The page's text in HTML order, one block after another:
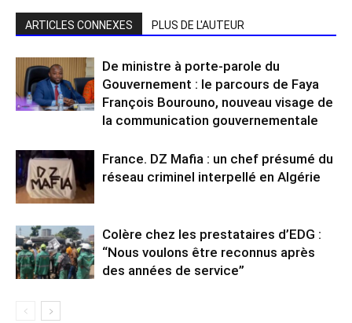
ARTICLES CONNEXES PLUS DE L'AUTEUR
De ministre à porte-parole du
Gouvernement : le parcours de Faya
François Bourouno, nouveau visage de
la communication gouvernementale
France. DZ Mafia : un chef présumé du
réseau criminel interpellé en Algérie
Colère chez les prestataires d’EDG :
“Nous voulons être reconnus après
des années de service”